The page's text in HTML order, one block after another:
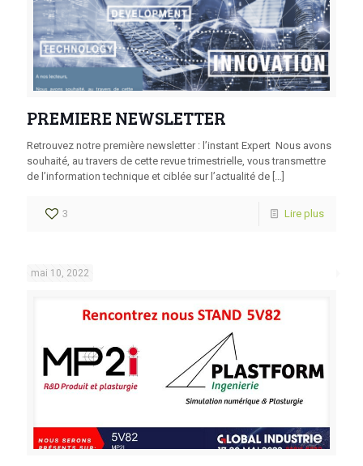
PREMIERE NEWSLETTER
Retrouvez notre première newsletter : l’instant Expert Nous avons
souhaité, au travers de cette revue trimestrielle, vous transmettre
de l’information technique et ciblée sur l’actualité de
3 Lire plus
mai 10, 2022